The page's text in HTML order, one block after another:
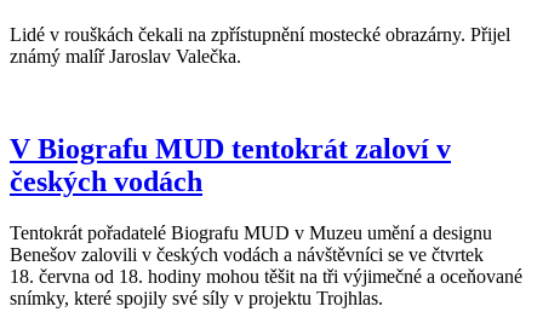
Lidé v rouškách čekali na zpřístupnění mostecké obrazárny. Přijel
známý malíř Jaroslav Valečka.
V Biografu MUD tentokrát zaloví v
českých vodách
Tentokrát pořadatelé Biografu MUD v Muzeu umění a designu
Benešov zalovili v českých vodách a návštěvníci se ve čtvrtek
18. června od 18. hodiny mohou těšit na tři výjimečné a oceňované
snímky, které spojily své síly v projektu Trojhlas.